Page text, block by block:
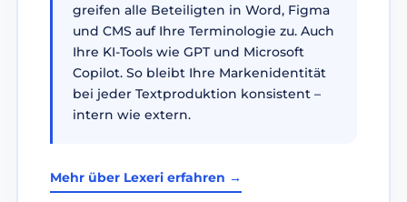
greifen alle Beteiligten in Word, Figma
und CMS auf Ihre Terminologie zu. Auch
Ihre KI-Tools wie GPT und Microsoft
Copilot. So bleibt Ihre Markenidentität
bei jeder Textproduktion konsistent –
intern wie extern.
Mehr über Lexeri erfahren →